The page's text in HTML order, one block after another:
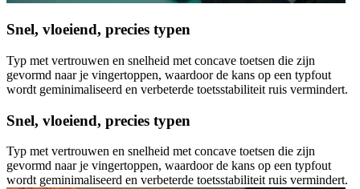
Snel, vloeiend, precies typen
Typ met vertrouwen en snelheid met concave toetsen die zijn
gevormd naar je vingertoppen, waardoor de kans op een typfout
wordt geminimaliseerd en verbeterde toetsstabiliteit ruis vermindert.
Snel, vloeiend, precies typen
Typ met vertrouwen en snelheid met concave toetsen die zijn
gevormd naar je vingertoppen, waardoor de kans op een typfout
wordt geminimaliseerd en verbeterde toetsstabiliteit ruis vermindert.